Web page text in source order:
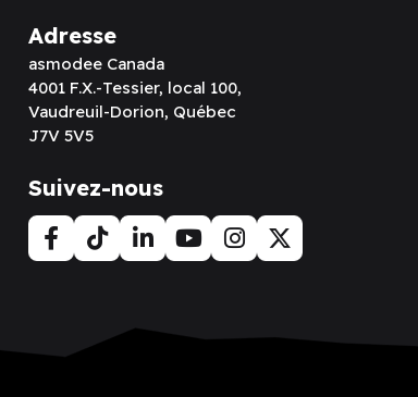
Adresse
asmodee Canada
4001 F.X.-Tessier, local 100,
Vaudreuil-Dorion, Québec
J7V 5V5
Suivez-nous